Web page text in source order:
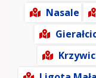
Nasale